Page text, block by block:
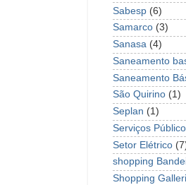
Sabesp (6)
Samarco (3)
Sanasa (4)
Saneamento
Saneamento
São Quirino (1)
Seplan (1)
Serviços
Setor Elétrico
shopping
Shopping